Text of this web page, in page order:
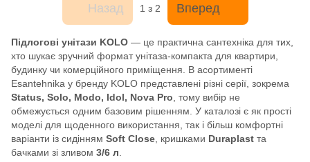
Назад 1 з 2 Вперед
Підлогові унітази KOLO — це практична сантехніка для тих,
хто шукає зручний формат унітаза-компакта для квартири,
будинку чи комерційного приміщення. В асортименті
Esantehnika у бренду KOLO представлені різні серії, зокрема
Status, Solo, Modo, Idol, Nova Pro , тому вибір не
обмежується одним базовим рішенням. У каталозі є як прості
моделі для щоденного використання, так і більш комфортні
варіанти із сидінням Soft Close , кришками Duraplast та
бачками зі зливом 3/6 л